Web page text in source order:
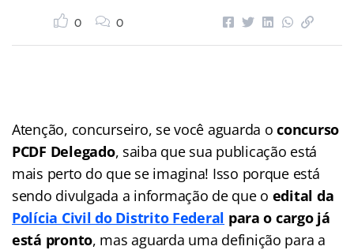
0 0
Atenção, concurseiro, se você aguarda oconcurso
PCDF Delegado, saiba que sua publicação está
mais perto do que se imagina! Isso porque está
sendo divulgada a informação de que o edital da
Polícia Civil do Distrito Federal para o cargo já
está pronto, mas aguarda uma definição para a